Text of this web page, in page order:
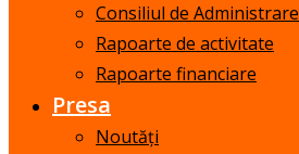
Consiliul de Administrare
Rapoarte de activitate
Rapoarte financiare
Presa
Noutăți